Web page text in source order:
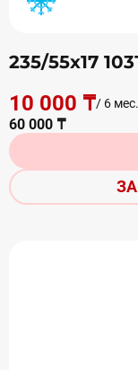
235/55х17
10 000 ₸/ 6 мес.
60 000 ₸